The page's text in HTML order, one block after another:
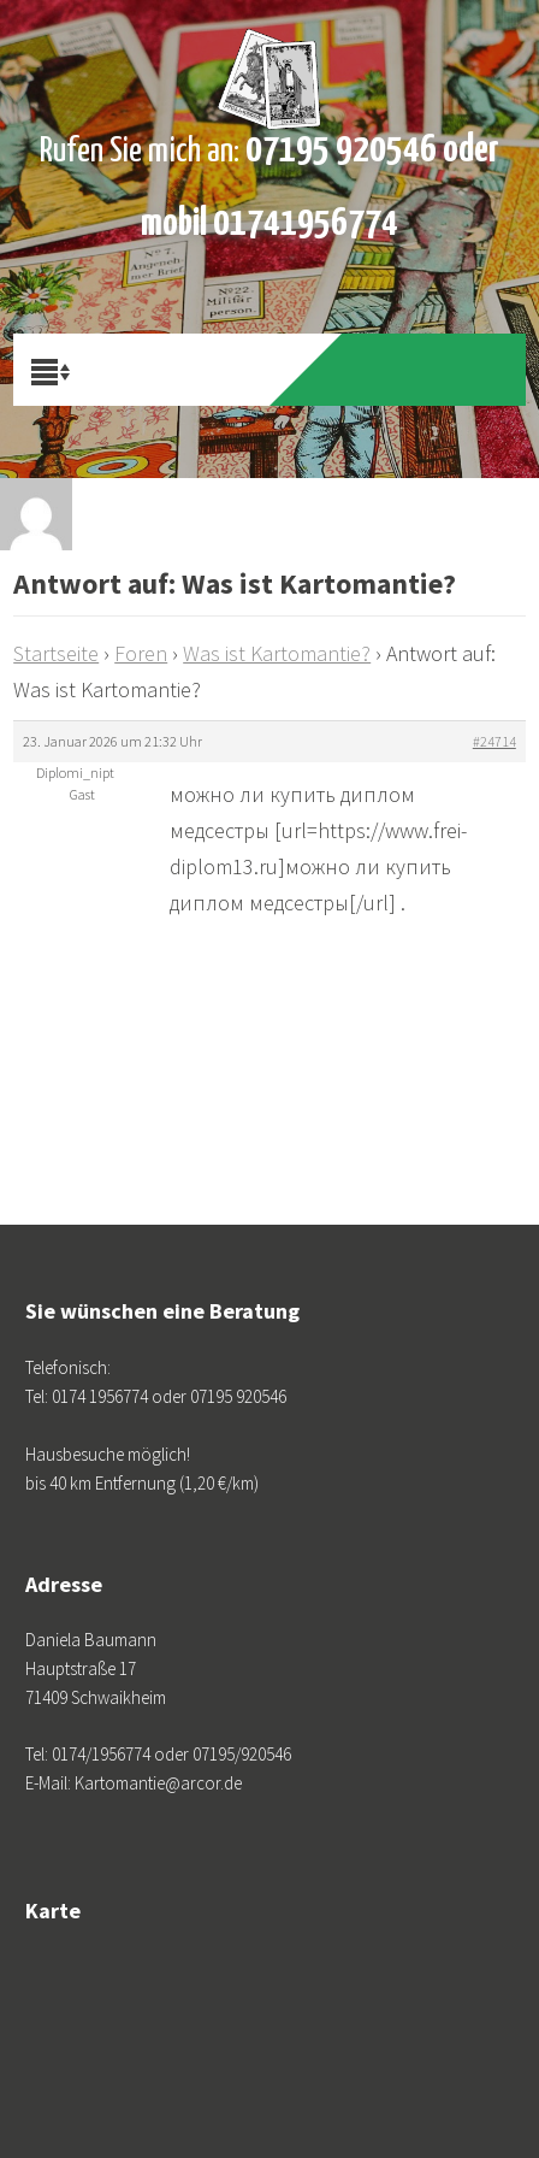
Rufen Sie mich an:07195 920546 oder
mobil 01741956774
Antwort auf: Was ist Kartomantie?
Startseite › Foren › Was ist Kartomantie? › Antwort auf:
Was ist Kartomantie?
23. Januar 2026 um 21:32 Uhr
#24714
Diplomi_nipt
Gast
можно ли купить диплом
медсестры [url=https://www.frei-
diplom13.ru]можно ли купить
диплом медсестры[/url] .
Sie wünschen eine Beratung
Telefonisch:
Tel: 0174 1956774 oder 07195 920546
Hausbesuche möglich!
bis 40 km Entfernung (1,20 €/km)
Adresse
Daniela Baumann
Hauptstraße 17
71409 Schwaikheim
Tel: 0174/1956774 oder 07195/920546
E-Mail: Kartomantie@arcor.de
Karte